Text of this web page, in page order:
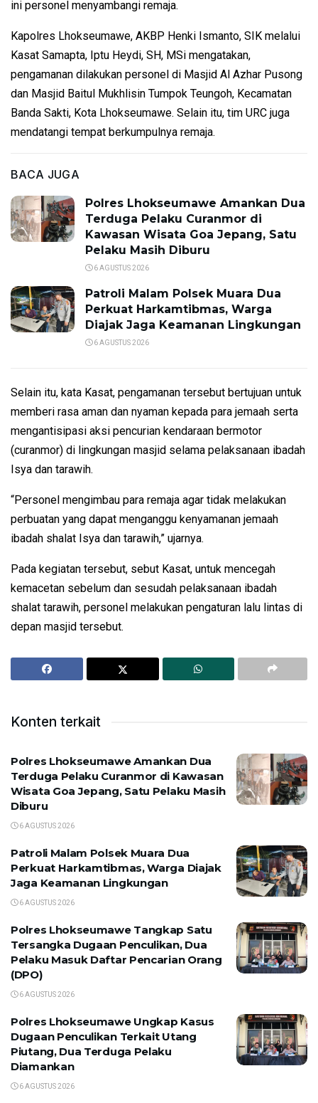
ini personel menyambangi remaja.
Kapolres Lhokseumawe, AKBP Henki Ismanto, SIK melalui
Kasat Samapta, Iptu Heydi, SH, MSi mengatakan,
pengamanan dilakukan personel di Masjid Al Azhar Pusong
dan Masjid Baitul Mukhlisin Tumpok Teungoh, Kecamatan
Banda Sakti, Kota Lhokseumawe. Selain itu, tim URC juga
mendatangi tempat berkumpulnya remaja.
BACA JUGA
Polres Lhokseumawe Amankan Dua
Terduga Pelaku Curanmor di
Kawasan Wisata Goa Jepang, Satu
Pelaku Masih Diburu
6 AGUSTUS 2026
Patroli Malam Polsek Muara Dua
Perkuat Harkamtibmas, Warga
Diajak Jaga Keamanan Lingkungan
6 AGUSTUS 2026
Selain itu, kata Kasat, pengamanan tersebut bertujuan untuk
memberi rasa aman dan nyaman kepada para jemaah serta
mengantisipasi aksi pencurian kendaraan bermotor
(curanmor) di lingkungan masjid selama pelaksanaan ibadah
Isya dan tarawih.
“Personel mengimbau para remaja agar tidak melakukan
perbuatan yang dapat menganggu kenyamanan jemaah
ibadah shalat Isya dan tarawih,” ujarnya.
Pada kegiatan tersebut, sebut Kasat, untuk mencegah
kemacetan sebelum dan sesudah pelaksanaan ibadah
shalat tarawih, personel melakukan pengaturan lalu lintas di
depan masjid tersebut.
Konten terkait
Polres Lhokseumawe Amankan Dua
Terduga Pelaku Curanmor di Kawasan
Wisata Goa Jepang, Satu Pelaku Masih
Diburu
6 AGUSTUS 2026
Patroli Malam Polsek Muara Dua
Perkuat Harkamtibmas, Warga Diajak
Jaga Keamanan Lingkungan
6 AGUSTUS 2026
Polres Lhokseumawe Tangkap Satu
Tersangka Dugaan Penculikan, Dua
Pelaku Masuk Daftar Pencarian Orang
(DPO)
6 AGUSTUS 2026
Polres Lhokseumawe Ungkap Kasus
Dugaan Penculikan Terkait Utang
Piutang, Dua Terduga Pelaku
Diamankan
6 AGUSTUS 2026